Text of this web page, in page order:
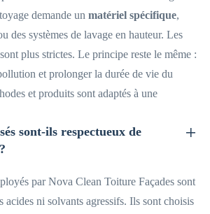
demande un matériel spécifique,
des systèmes de lavage en hauteur. Les
plus strictes. Le principe reste le même :
et prolonger la durée de vie du
et produits sont adaptés à une
sont-ils respectueux de
par Nova Clean Toiture Façades sont
acides ni solvants agressifs. Ils sont choisis